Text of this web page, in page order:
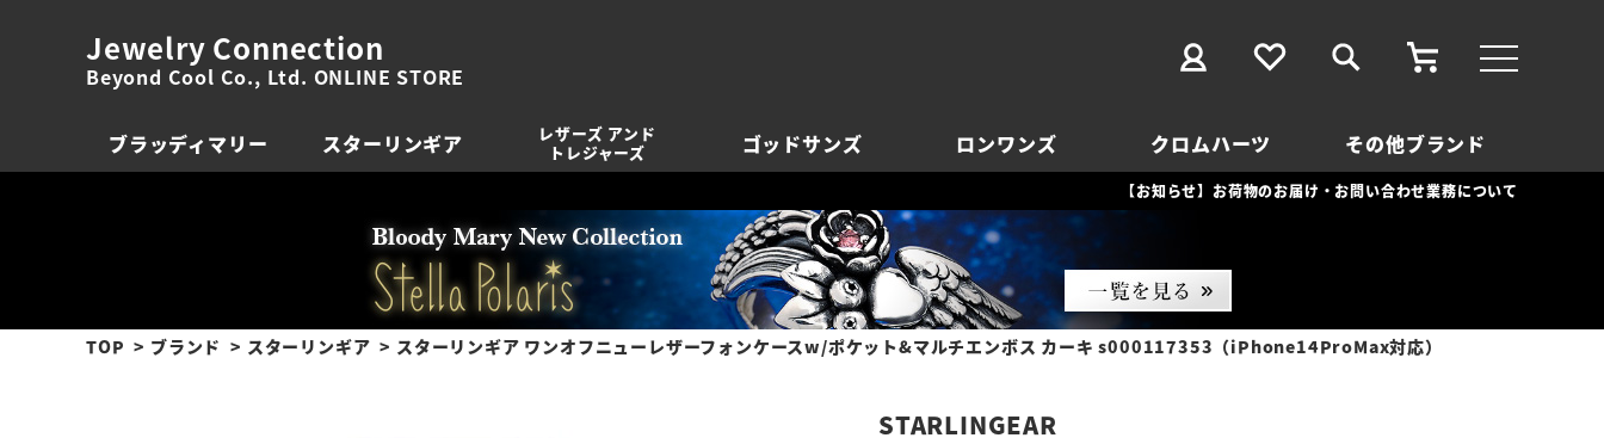
Jewelry Connection
Beyond Cool Co., Ltd. ONLINE STORE
ブラッディマリー スターリンギア
レザーズ アンド
トレジャーズ
ゴッドサンズ ロンワンズ クロムハーツ その他ブランド
【お知らせ】お荷物のお届け・お問い合わせ業務について
TOP ブランド スターリンギア スターリンギア ワンオフニューレザーフォンケースw/ポケット&マルチエンボス カーキ s000117353（iPhone14ProMax対応）
STARLINGEAR